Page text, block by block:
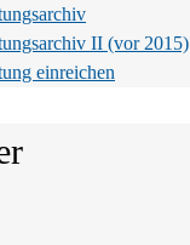
II (vor 2015)
einreichen